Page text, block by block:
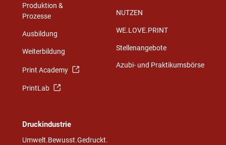
Produktion &
Prozesse
Ausbildung
Weiterbildung
Print Academy
PrintLab
NUTZEN
WE.LOVE.PRINT
Stellenangebote
Azubi- und Praktikumsbörse
Druckindustrie
Umwelt.Bewusst.Gedruckt.